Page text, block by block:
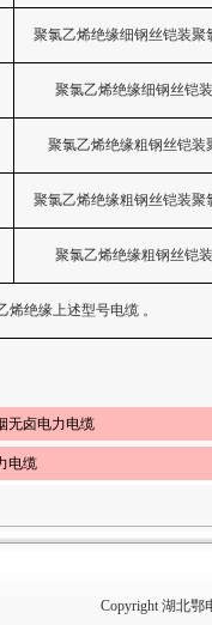
聚氯乙烯绝缘细钢丝铠装聚
聚氯乙烯绝缘细钢丝铠
聚氯乙烯绝缘粗钢丝铠装
聚氯乙烯绝缘粗钢丝铠装聚
聚氯乙烯绝缘粗钢丝铠
烯绝缘上述型号电缆 。
无卤电力电缆
电缆
Copyright 湖北鄂